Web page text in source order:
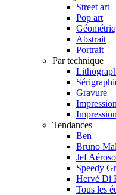
Street art
Pop art
Abstrait
Portrait
Par technique
Gravure
Tendances
Ben
Bruno
Jef
Speedy
Hervé Di
Tous les